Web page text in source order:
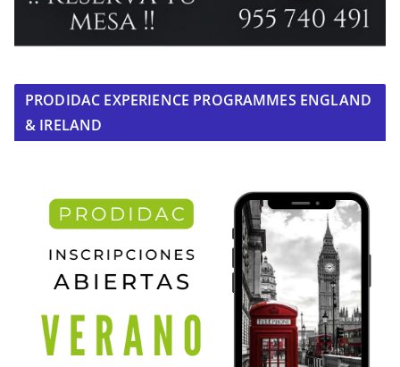
PRODIDAC EXPERIENCE PROGRAMMES ENGLAND
& IRELAND